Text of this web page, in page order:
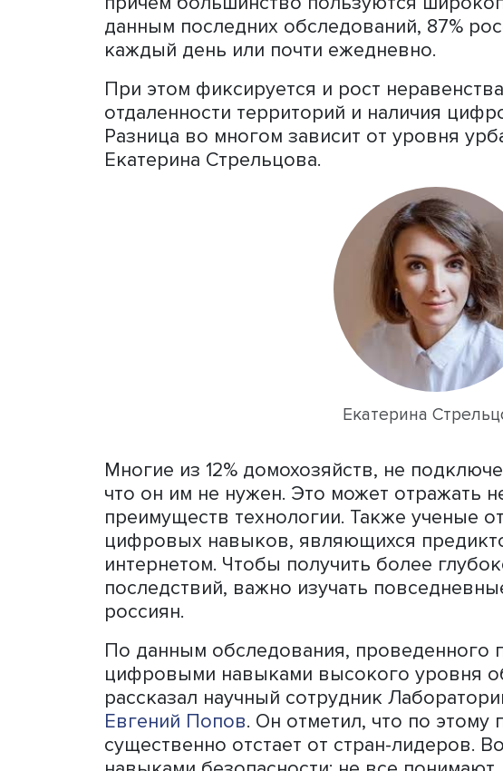
Директор Центра статистики и
ИСИЭЗЕкатерина Стрельцова
репрезентативные обследования
данные официальной статистики.
заметное влияние на экономику и
цифровое неравенство, ставшее
цифровой трансформации.
Исследование показало, что с
домохозяйств, имеющих доступ к
причем большинство
данным последних обследований,
каждый день или почти
При этом фиксируется и рост
отдаленности территорий и
Разница во многом зависит от
Екатерина